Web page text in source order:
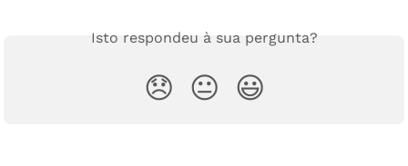
Isto respondeu à sua pergunta?
😞 😐 😃